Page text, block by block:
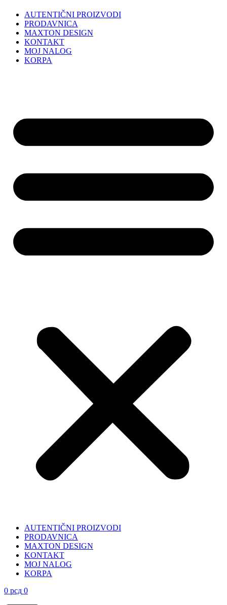
AUTENTIČNI PROIZVODI
PRODAVNICA
MAXTON DESIGN
KONTAKT
MOJ NALOG
KORPA
AUTENTIČNI PROIZVODI
PRODAVNICA
MAXTON DESIGN
KONTAKT
MOJ NALOG
KORPA
0 рсд 0